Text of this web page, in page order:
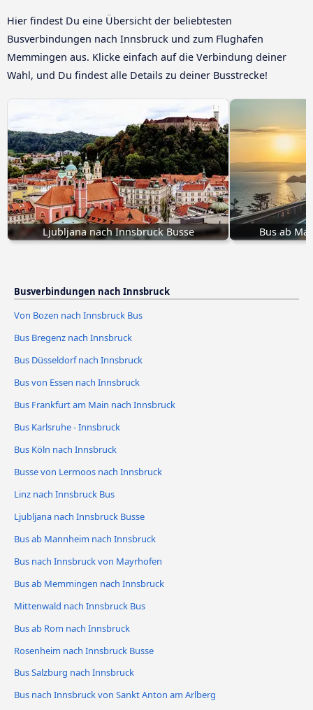
Hier findest Du eine Übersicht der beliebtesten
Busverbindungen nach Innsbruck und zum Flughafen
Memmingen aus. Klicke einfach auf die Verbindung deiner
Wahl, und Du findest alle Details zu deiner Busstrecke!
Ljubljana nach Innsbruck Busse Bus ab
Busverbindungen nach Innsbruck
Von Bozen nach Innsbruck Bus
Bus Bregenz nach Innsbruck
Bus Düsseldorf nach Innsbruck
Bus von Essen nach Innsbruck
Bus Frankfurt am Main nach Innsbruck
Bus Karlsruhe - Innsbruck
Bus Köln nach Innsbruck
Busse von Lermoos nach Innsbruck
Linz nach Innsbruck Bus
Ljubljana nach Innsbruck Busse
Bus ab Mannheim nach Innsbruck
Bus nach Innsbruck von Mayrhofen
Bus ab Memmingen nach Innsbruck
Mittenwald nach Innsbruck Bus
Bus ab Rom nach Innsbruck
Rosenheim nach Innsbruck Busse
Bus Salzburg nach Innsbruck
Bus nach Innsbruck von Sankt Anton am Arlberg